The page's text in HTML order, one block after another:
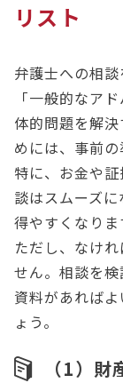
リスト
弁護士への相談
「一般的なア
体的問題を解
めには、事前の
特に、お金や
談はスムーズ
得やすくなりま
ただし、なけ
せん。相談を
資料があれば
ょう。
（1）財